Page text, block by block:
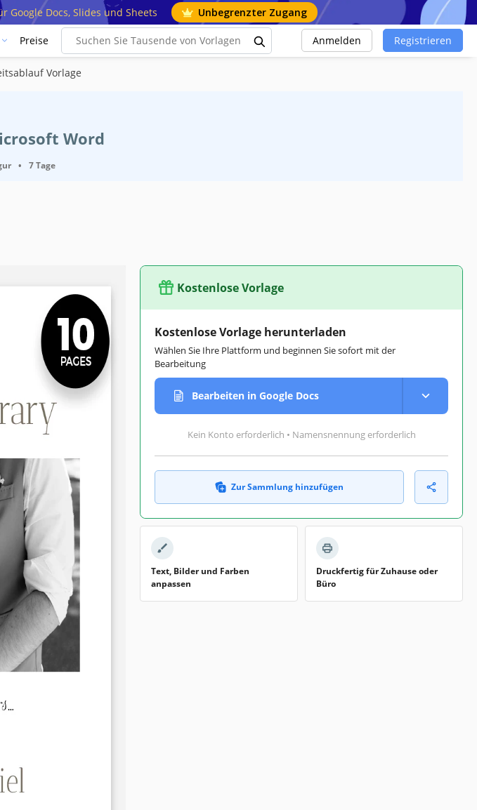
Docs, Slides und Sheets Unbegrenzter Zugang
Preise Anmelden Registrieren
Vorlage
Word
• 7 Tage
Kostenlose Vorlage
Kostenlose Vorlage herunterladen
Wählen Sie Ihre Plattform und beginnen Sie sofort mit der
Bearbeitung
Bearbeiten in Google Docs
Kein Konto erforderlich • Namensnennung erforderlich
Zur Sammlung hinzufügen
Text, Bilder und Farben
anpassen
Druckfertig für Zuhause oder
Büro